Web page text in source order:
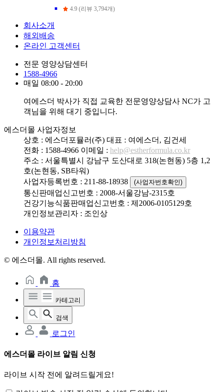
4.9 (리뷰 3,794개)
회사소개
해외배송
온라인 고객센터
전문 영양상담센터
1588-4966
매일 08:00 - 20:00
여에스더 박사가 직접 교육한 전문영양상담사 NC가 고
객님을 위해 대기 중입니다.
에스더몰 사업자정보
상호 : 에스더포뮬러(주) 대표 : 여에스더, 김건세
전화 : 1588-4966 이메일 : help@estherformula.co.kr
주소 : 서울특별시 강남구 도산대로 318(논현동) 5층 1,2
호(논현동, SB타워)
사업자등록번호 : 211-88-18938
(사업자번호확인)
통신판매업신고번호 : 2008-서울강남-2315호
건강기능식품판매업신고번호 : 제2006-0105129호
개인정보관리자 : 조인상
이용약관
개인정보처리방침
© 에스더몰. All rights reserved.
홈
카테고리
검색
로그인
에스더몰 라이브 알림 신청
라이브 시작 전에 알려드릴게요!